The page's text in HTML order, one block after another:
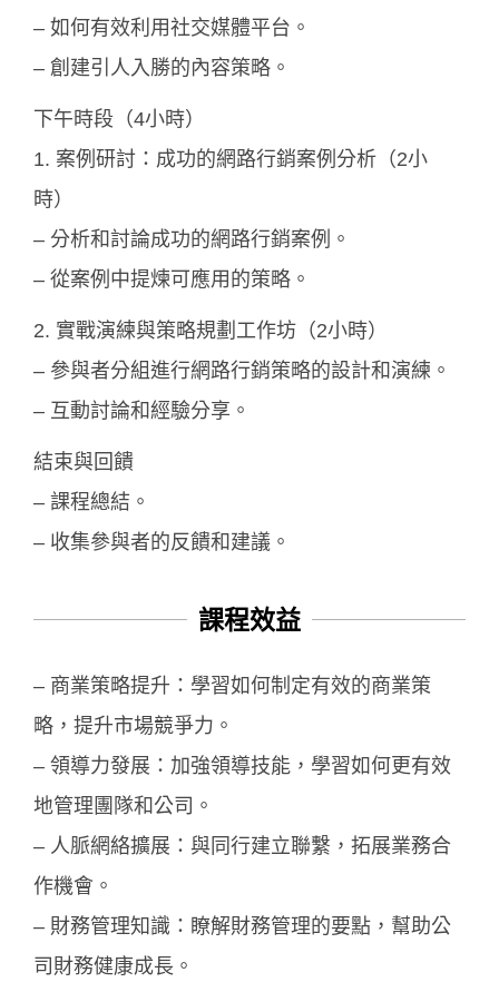
– 如何有效利用社交媒體平台。
– 創建引人入勝的內容策略。
下午時段（4小時）
1. 案例研討：成功的網路行銷案例分析（2小
時）
– 分析和討論成功的網路行銷案例。
– 從案例中提煉可應用的策略。
2. 實戰演練與策略規劃工作坊（2小時）
– 參與者分組進行網路行銷策略的設計和演練。
– 互動討論和經驗分享。
結束與回饋
– 課程總結。
– 收集參與者的反饋和建議。
課程效益
– 商業策略提升：學習如何制定有效的商業策
略，提升市場競爭力。
– 領導力發展：加強領導技能，學習如何更有效
地管理團隊和公司。
– 人脈網絡擴展：與同行建立聯繫，拓展業務合
作機會。
– 財務管理知識：瞭解財務管理的要點，幫助公
司財務健康成長。